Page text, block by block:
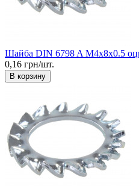
Шайба DIN 6798 A М4x8x0.5
0,16 грн/шт.
В корзину